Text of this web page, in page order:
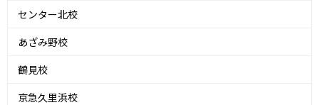
センター北校
あざみ野校
鶴見校
京急久里浜校